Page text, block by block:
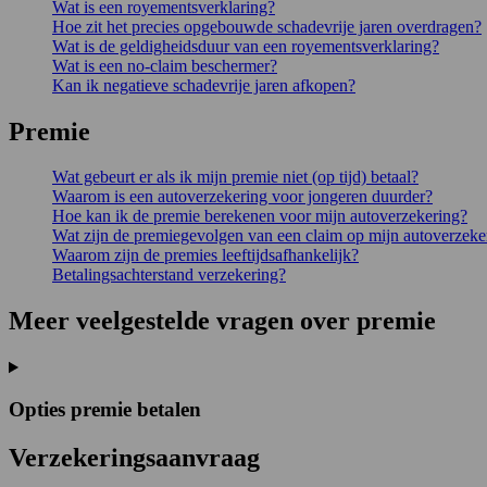
Wat is een royementsverklaring?
Hoe zit het precies opgebouwde schadevrije jaren overdragen?
Wat is de geldigheidsduur van een royementsverklaring?
Wat is een no-claim beschermer?
Kan ik negatieve schadevrije jaren afkopen?
Premie
Wat gebeurt er als ik mijn premie niet (op tijd) betaal?
Waarom is een autoverzekering voor jongeren duurder?
Hoe kan ik de premie berekenen voor mijn autoverzekering?
Wat zijn de premiegevolgen van een claim op mijn
Waarom zijn de premies leeftijdsafhankelijk?
Betalingsachterstand verzekering?
Meer veelgestelde vragen over premie
Opties premie betalen
Verzekeringsaanvraag